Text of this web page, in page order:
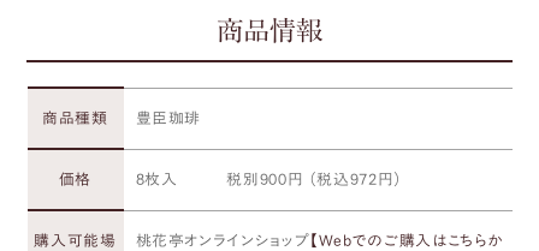
商品情報
商品種類 豊臣珈琲
価格 8枚入 税別900円 （税込972円）
購入可能場
桃花亭オンラインショップ 【Webでのご購入はこちらか